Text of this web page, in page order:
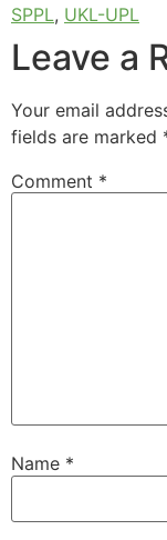
SPPL, UKL-UPL
Leave a
Your email
fields are marked
Comment *
Name *